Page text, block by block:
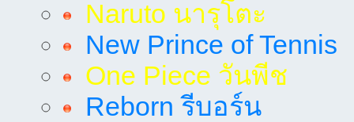
Naruto นารุโตะ
New Prince of Tennis
One Piece วันพีช
Reborn รีบอร์น